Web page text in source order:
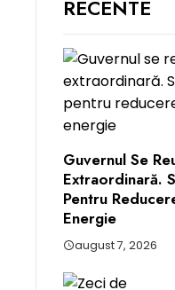
RECENTE
Guvernul Se
Extraordinară.
Pentru
Energie
august 7, 2026